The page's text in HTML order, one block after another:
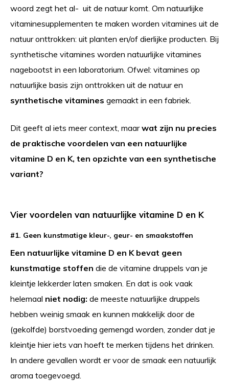
woord zegt het al- uit de natuur komt. Om natuurlijke
vitaminesupplementen te maken worden vitamines uit de
natuur onttrokken: uit planten en/of dierlijke producten. Bij
synthetische vitamines worden natuurlijke vitamines
nagebootst in een laboratorium. Ofwel: vitamines op
natuurlijke basis zijn onttrokken uit de natuur en
synthetische vitamines gemaakt in een fabriek.
Dit geeft al iets meer context, maarwat zijn nu precies
de praktische voordelen van een natuurlijke
vitamine D en K, ten opzichte van een synthetische
variant?
Vier voordelen van natuurlijke vitamine D en K
#1. Geen kunstmatige kleur-, geur- en smaakstoffen
Een natuurlijke vitamine D en K bevat geen
kunstmatige stoffen die de vitamine druppels van je
kleintje lekkerder laten smaken. En dat is ook vaak
helemaal niet nodig: de meeste natuurlijke druppels
hebben weinig smaak en kunnen makkelijk door de
(gekolfde) borstvoeding gemengd worden, zonder dat je
kleintje hier iets van hoeft te merken tijdens het drinken.
In andere gevallen wordt er voor de smaak een natuurlijk
aroma toegevoegd.